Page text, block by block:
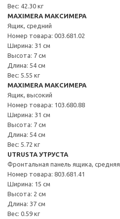
Вес: 42.30 кг
MAXIMERA МАКСИМЕРА
Ящик, средний
Номер товара: 003.681.02
Ширина: 31 см
Высота: 7 см
Длина: 54 см
Вес: 5.55 кг
MAXIMERA МАКСИМЕРА
Ящик, высокий
Номер товара: 103.680.88
Ширина: 31 см
Высота: 7 см
Длина: 54 см
Вес: 5.72 кг
UTRUSTA УТРУСТА
Фронтальная панель ящика, средняя
Номер товара: 803.681.41
Ширина: 15 см
Высота: 2 см
Длина: 37 см
Вес: 0.59 кг